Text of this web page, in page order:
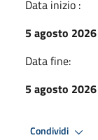
Data inizio :
5 agosto 2026
Data fine:
5 agosto 2026
Condividi